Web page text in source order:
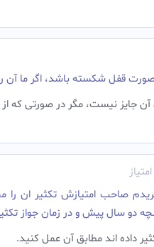
قفل شکسته باشد، اگر ما آن
جایز نیست، مگر در صورتی که
صاحب امتيازش تکثير ان را
دو سال پيش و در زمان جواز
داده اند مطابق آن عمل کنید.